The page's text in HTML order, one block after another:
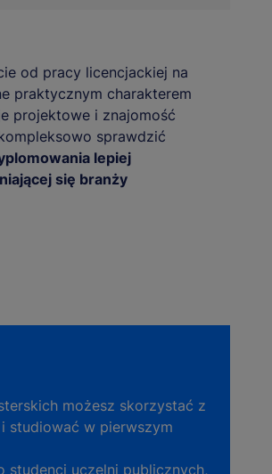
od pracy licencjackiej na
praktycznym charakterem
projektowe i znajomość
sprawdzić
lepiej
się branży
możesz skorzystać z
studiować w pierwszym
studenci uczelni publicznych,